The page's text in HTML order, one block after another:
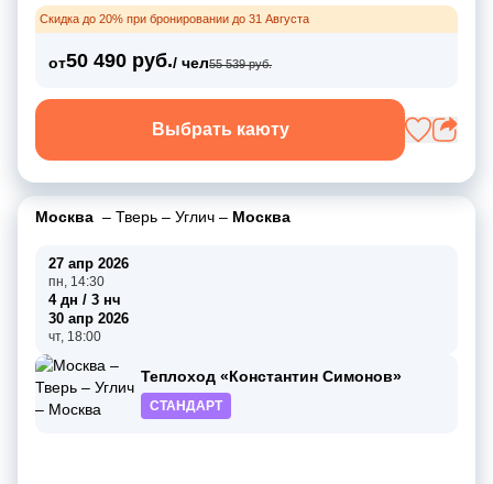
Скидка до 20% при бронировании до 31 Августа
от50 490 руб./ чел55 539 руб.
Выбрать каюту
Москва – Тверь – Углич – Москва
27 апр 2026
пн, 14:30
4 дн / 3 нч
30 апр 2026
чт, 18:00
Теплоход «Константин Симонов»
СТАНДАРТ